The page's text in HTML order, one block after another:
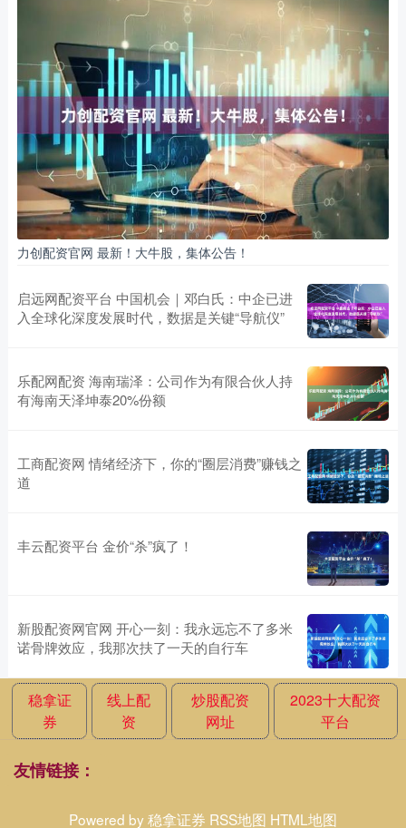
力创配资官网 最新！大牛股，集体公告！
启远网配资平台 中国机会｜邓白氏：中企已进
入全球化深度发展时代，数据是关键“导航仪”
乐配网配资 海南瑞泽：公司作为有限合伙人持
有海南天泽坤泰20%份额
工商配资网 情绪经济下，你的“圈层消费”赚钱之
道
丰云配资平台 金价“杀”疯了！
新股配资网官网 开心一刻：我永远忘不了多米
诺骨牌效应，我那次扶了一天的自行车
稳拿证
券
线上配
资
炒股配资
网址
2023十大配资
平台
友情链接：
Powered by稳拿证券 RSS地图 HTML地图